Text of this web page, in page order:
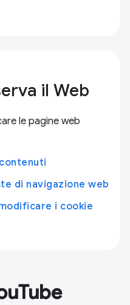
il Web
le pagine web
di navigazione web
i cookie